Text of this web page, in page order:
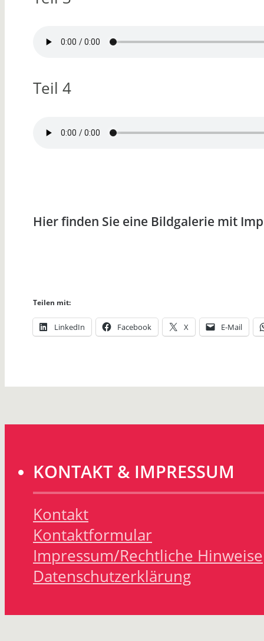
Teil 4
Hier finden Sie eine Bildgalerie mit
Teilen mit:
LinkedIn Facebook X E-Mail
KONTAKT & IMPRESSUM
Kontakt
Kontaktformular
Impressum/Rechtliche Hinweise
Datenschutzerklärung